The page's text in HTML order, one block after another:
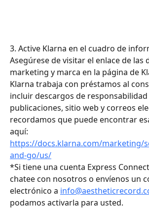
3. Active Klarna en el cuadro de
Asegúrese de visitar el enlace de las
marketing y marca en la página de
Klarna trabaja con préstamos al
incluir descargos de responsabilidad
publicaciones, sitio web y correos
recordamos que puede encontrar
aquí:
https://docs.klarna.com/marketing/
and-go/us/
*Si tiene una cuenta Express
chatee con nosotros o envíenos un
electrónico a
podamos activarla para usted.